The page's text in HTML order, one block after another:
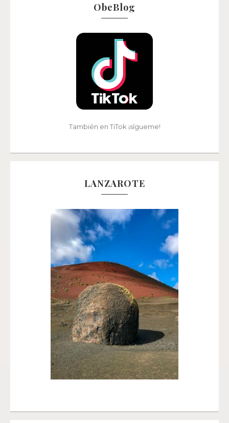
ObeBlog
También en TiTok ¡sígueme!
LANZAROTE